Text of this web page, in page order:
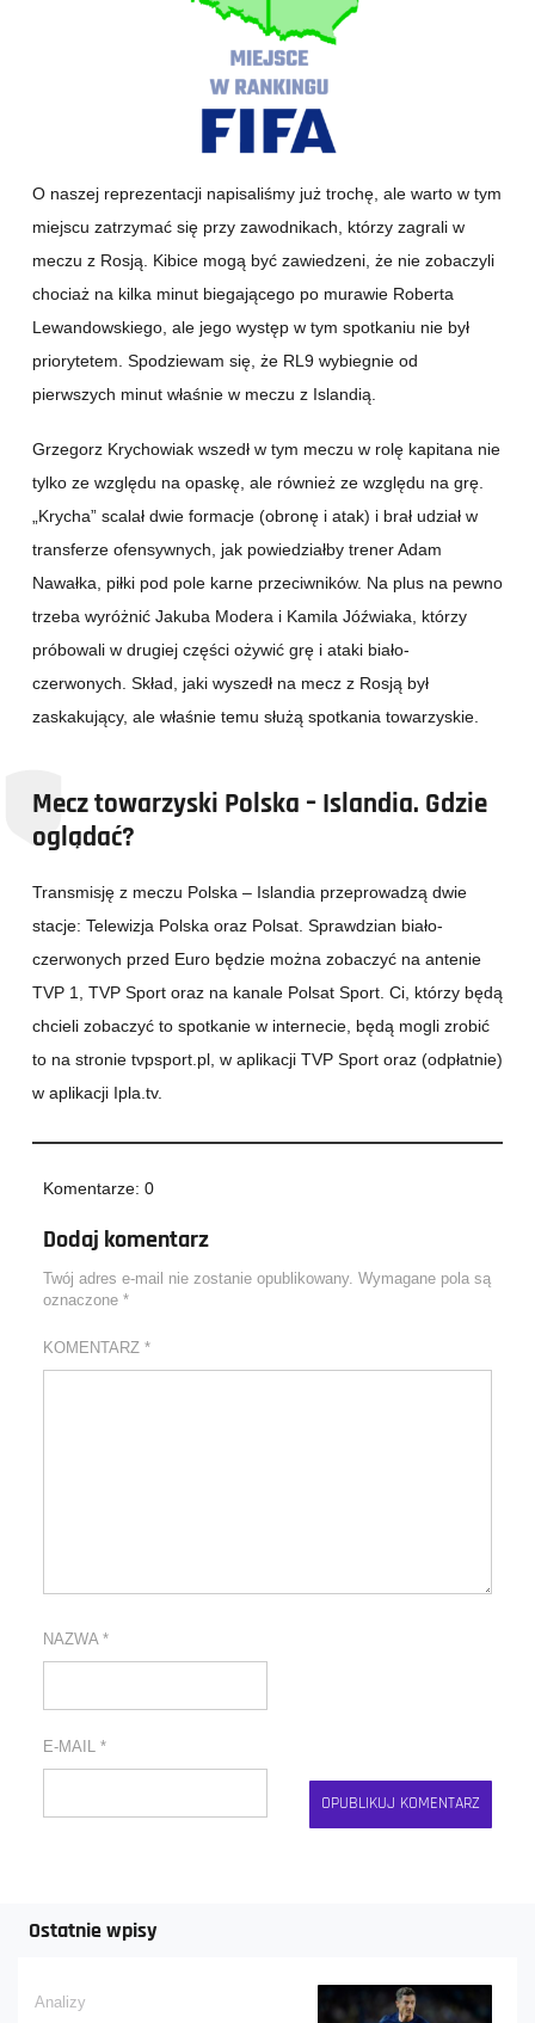
O naszej reprezentacji napisaliśmy już trochę, ale warto w tym
miejscu zatrzymać się przy zawodnikach, którzy zagrali w
meczu z Rosją. Kibice mogą być zawiedzeni, że nie zobaczyli
chociaż na kilka minut biegającego po murawie Roberta
Lewandowskiego, ale jego występ w tym spotkaniu nie był
priorytetem. Spodziewam się, że RL9 wybiegnie od
pierwszych minut właśnie w meczu z Islandią.
Grzegorz Krychowiak wszedł w tym meczu w rolę kapitana nie
tylko ze względu na opaskę, ale również ze względu na grę.
„Krycha” scalał dwie formacje (obronę i atak) i brał udział w
transferze ofensywnych, jak powiedziałby trener Adam
Nawałka, piłki pod pole karne przeciwników. Na plus na pewno
trzeba wyróżnić Jakuba Modera i Kamila Jóźwiaka, którzy
próbowali w drugiej części ożywić grę i ataki biało-
czerwonych. Skład, jaki wyszedł na mecz z Rosją był
zaskakujący, ale właśnie temu służą spotkania towarzyskie.
Mecz towarzyski Polska – Islandia. Gdzie
oglądać?
Transmisję z meczu Polska – Islandia przeprowadzą dwie
stacje: Telewizja Polska oraz Polsat. Sprawdzian biało-
czerwonych przed Euro będzie można zobaczyć na antenie
TVP 1, TVP Sport oraz na kanale Polsat Sport. Ci, którzy będą
chcieli zobaczyć to spotkanie w internecie, będą mogli zrobić
to na stronie tvpsport.pl, w aplikacji TVP Sport oraz (odpłatnie)
w aplikacji Ipla.tv.
Komentarze: 0
Dodaj komentarz
Twój adres e-mail nie zostanie opublikowany. Wymagane pola są
oznaczone *
KOMENTARZ *
NAZWA *
E-MAIL *
Ostatnie wpisy
Analizy